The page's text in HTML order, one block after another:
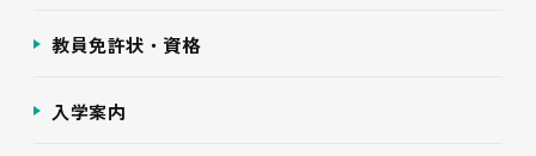
教員免許状・資格
入学案内